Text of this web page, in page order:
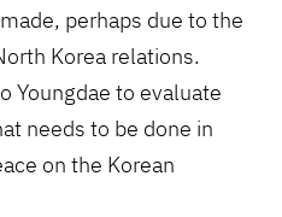
perhaps due to the
Korea relations.
Youngdae to evaluate
needs to be done in
on the Korean